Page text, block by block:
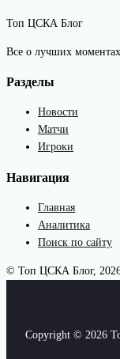
Топ ЦСКА Блог
Все о лучших
Разделы
Новости
Матчи
Игроки
Навигация
Главная
Аналитика
Поиск по сайту
© Топ ЦСКА Блог,
Copyright © 2026